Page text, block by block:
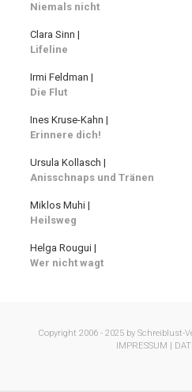
Niemals nicht
Clara Sinn |
Lifeline
Irmi Feldman |
Die Flut
Ines Kruse-Kahn |
Erinnere dich!
Ursula Kollasch |
Anisschnaps und Tränen
Miklos Muhi |
Heilsweg
Helga Rougui |
Wer nicht wagt
Copyright 2006 - 2025 by Schreiblust-
IMPRESSUM |